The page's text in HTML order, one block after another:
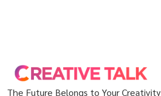
The Future Belongs to Your Creativity